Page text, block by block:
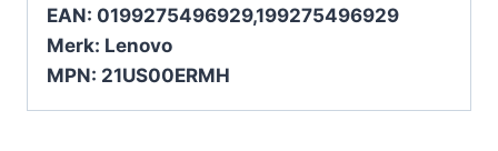
EAN: 0199275496929,199275496929
Merk: Lenovo
MPN: 21US00ERMH